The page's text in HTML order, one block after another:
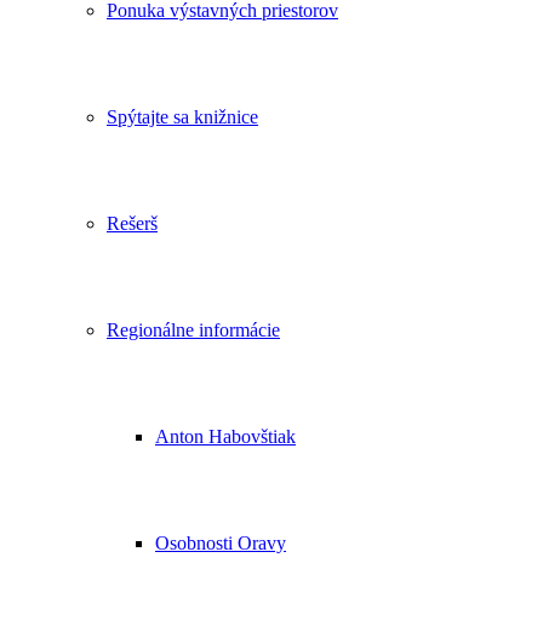
Ponuka výstavných priestorov
Spýtajte sa knižnice
Rešerš
Regionálne informácie
Anton Habovštiak
Osobnosti Oravy